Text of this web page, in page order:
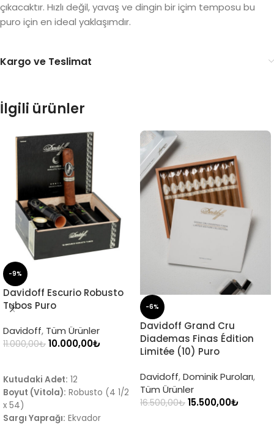
çıkacaktır. Hızlı değil, yavaş ve dingin bir içim temposu bu
puro için en ideal yaklaşımdır.
Kargo ve Teslimat
İlgili ürünler
-9%
Davidoff Escurio Robusto
Tubos Puro
Davidoff, Tüm Ürünler
11.000,00₺ 10.000,00₺
Kutudaki Adet: 12
Boyut (Vitola): Robusto (4 1/2
x 54)
Sargı Yaprağı: Ekvador
-6%
Davidoff Grand Cru
Diademas Finas Édition
Limitée (10) Puro
Davidoff,Dominik Puroları,
Tüm Ürünler
16.500,00₺ 15.500,00₺